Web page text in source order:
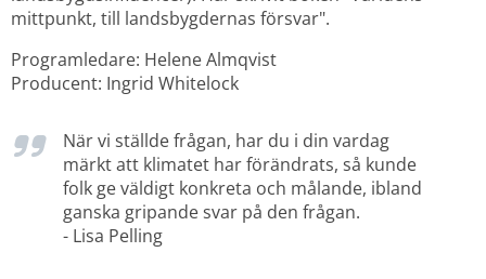
mittpunkt, till landsbygdernas försvar".
Programledare: Helene Almqvist
Producent: Ingrid Whitelock
När vi ställde frågan, har du i din vardag
märkt att klimatet har förändrats, så kunde
folk ge väldigt konkreta och målande, ibland
ganska gripande svar på den frågan.
- Lisa Pelling